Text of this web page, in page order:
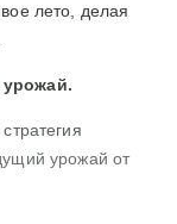
лето, делая
урожай от